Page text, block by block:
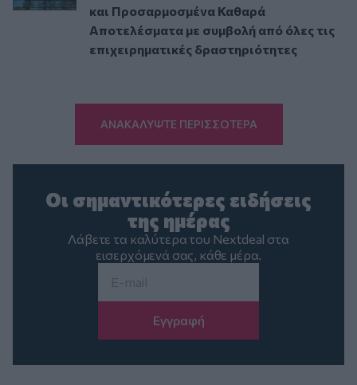
και Προσαρμοσμένα Καθαρά
Αποτελέσματα με συμβολή από όλες τις
επιχειρηματικές δραστηριότητες
ΑΝΑΚΑΛΥΨΤΕ ΠΕΡΙΣΣΟΤΕΡΑ
Οι σημαντικότερες ειδήσεις
της ημέρας
Λάβετε τα καλύτερα του Nextdeal στα
εισερχόμενά σας, κάθε μέρα.